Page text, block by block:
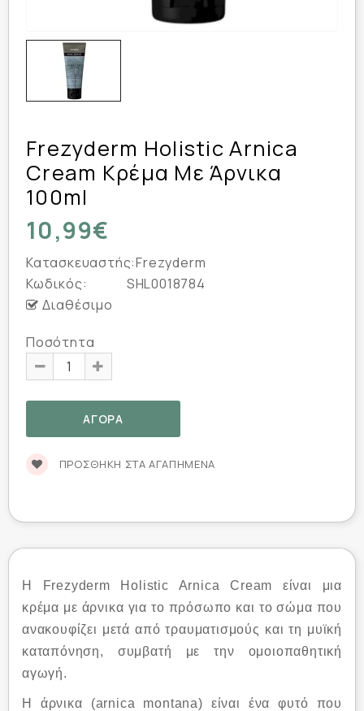
Frezyderm Holistic Arnica
Cream Κρέμα Με Άρνικα
100ml
10,99€
Κατασκευαστής:Frezyderm
Κωδικός:
SHL0018784
Διαθέσιμο
Ποσότητα
ΠΡΟΣΘΉΚΗ ΣΤΑ ΑΓΑΠΗΜΈΝΑ
Η Frezyderm Holistic Arnica Cream είναι μια
κρέμα με άρνικα για το πρόσωπο και το σώμα που
ανακουφίζει μετά από τραυματισμούς και τη μυϊκή
καταπόνηση, συμβατή με την ομοιοπαθητική
αγωγή.
Η άρνικα (arnica montana) είναι ένα φυτό που